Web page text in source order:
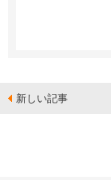
新しい記事